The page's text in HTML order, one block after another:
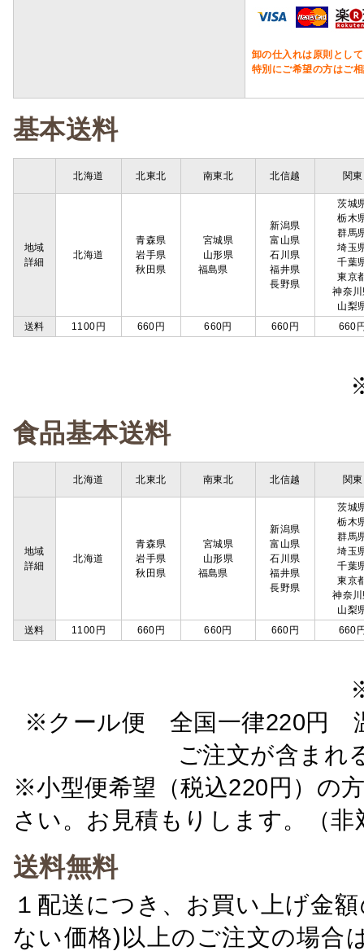
卸の仕入れは原則とし
特別にご希望の方はご
基本送料
北海道 北東北 南東北 北信越 関東
地域
詳細
北海道
青森県
岩手県
秋田県
宮城県
山形県
福島県
新潟県
富山県
石川県
福井県
長野県
茨城
栃木
群馬
埼玉
千葉
東京
神奈
山梨
送料
1100円 660円 660円 660円 660
食品基本送料
北海道 北東北 南東北 北信越 関東
地域
詳細
北海道
青森県
岩手県
秋田県
宮城県
山形県
福島県
新潟県
富山県
石川県
福井県
長野県
茨城
栃木
群馬
埼玉
千葉
東京
神奈
山梨
送料
1100円 660円 660円 660円 660
※クール便 全国一律220円
ご注文が含ま
※小型便希望（税込220円）の
さい。お見積もりします。（非
送料無料
１配送につき、お買い上げ金
ない価格)以上のご注文の場合